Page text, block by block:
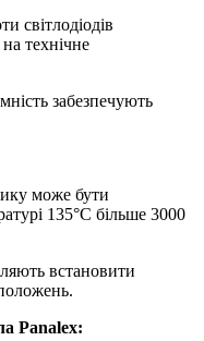
світлодіодів
технічне
забезпечують
може бути
135°C більше 3000
встановити
Panalex: